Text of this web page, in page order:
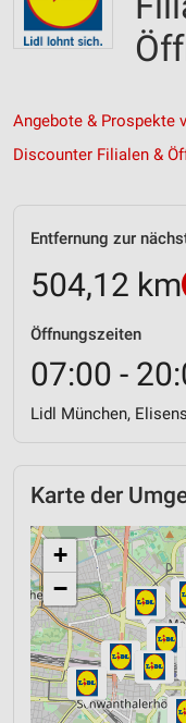
Angebote & Prospekte
Discounter Filialen &
Entfernung zur
504,12 km
Öffnungszeiten
07:00 -
Lidl München,
Karte der
+
−